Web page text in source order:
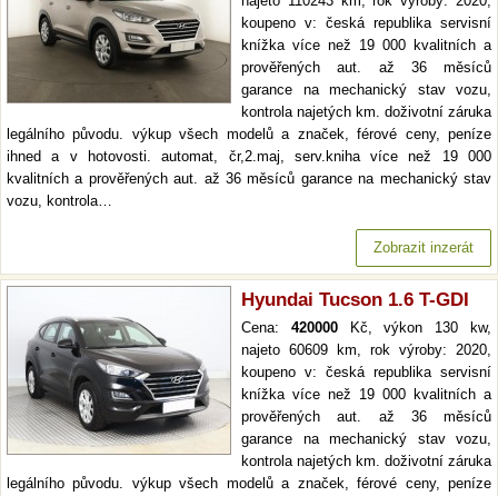
koupeno v: česká republika servisní
knížka více než 19 000 kvalitních a
prověřených aut. až 36 měsíců
garance na mechanický stav vozu,
kontrola najetých km. doživotní záruka
legálního původu. výkup všech modelů a značek, férové ceny, peníze
ihned a v hotovosti. automat, čr,2.maj, serv.kniha více než 19 000
kvalitních a prověřených aut. až 36 měsíců garance na mechanický stav
vozu, kontrola…
Zobrazit inzerát
Hyundai Tucson 1.6 T-GDI
Cena: 420000Kč, výkon 130 kw,
najeto 60609 km, rok výroby: 2020,
koupeno v: česká republika servisní
knížka více než 19 000 kvalitních a
prověřených aut. až 36 měsíců
garance na mechanický stav vozu,
kontrola najetých km. doživotní záruka
legálního původu. výkup všech modelů a značek, férové ceny, peníze